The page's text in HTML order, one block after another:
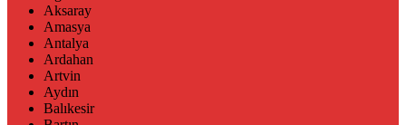
Aksaray
Amasya
Antalya
Ardahan
Artvin
Aydın
Balıkesir